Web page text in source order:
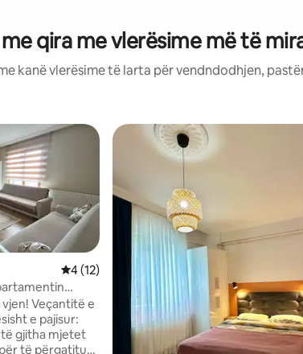
qira me vlerësime më të
kanë vlerësime të larta për vendndodhjen,
Vlerësimi mesatar 4 nga 5, 12 vlerësime
4 (12)
Karsit
gjitha mjetet
të përgatitur